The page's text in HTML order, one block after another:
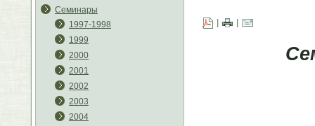
Семинары
1997-1998
1999
2000
2001
2002
2003
2004